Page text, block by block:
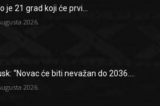
je 21 grad koji će prvi...
2026.
“Novac će biti nevažan do 2036....
2026.